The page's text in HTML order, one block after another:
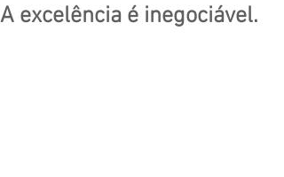
A excelência é inegociável.